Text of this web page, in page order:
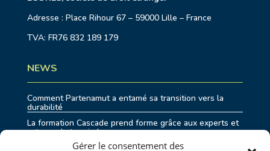
Gérer le consentement des
Adresse : Place Rihour 67 – 59000 Lille – France
TVA: FR76 832 189 179
NEWS
Comment Partenamut a entamé sa transition vers la
durabilité
La formation Cascade prend forme grâce aux experts et
acteurs du terrain !
RENOLUTION, la stratégie qui améliore la performance